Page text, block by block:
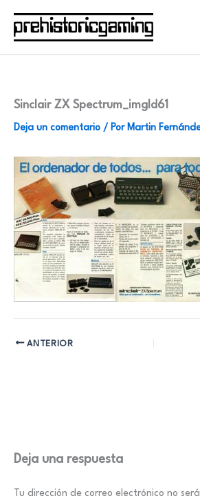
contenido
Sinclair ZX Spectrum_imgId61
Deja un comentario / Por Martin
ANTERIOR
Deja una respuesta
Tu dirección de correo electrónico no